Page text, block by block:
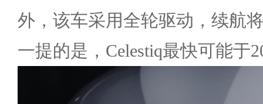
外，该车采用全轮驱动，续航
一提的是，Celestiq最快可能于